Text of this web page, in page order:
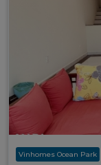
Vinhomes Ocean Park